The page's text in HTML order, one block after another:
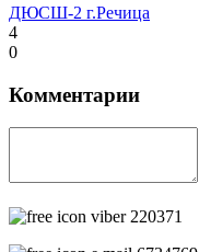
ДЮСШ-2 г.Речица
4
0
Комментарии